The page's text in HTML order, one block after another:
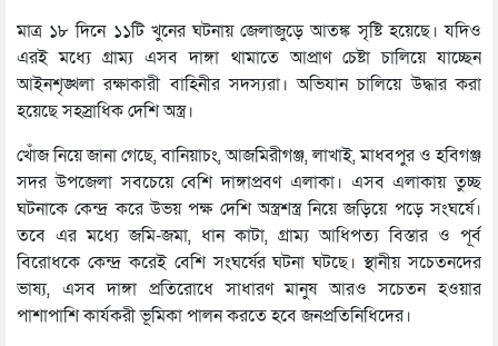
মাত্র ১৮ দিনে ১১টি খুনের ঘটনায় জেলাজুড়ে আতঙ্ক সৃষ্টি হয়েছে। যদিও
এরই মধ্যে গ্রাম্য এসব দাঙ্গা থামাতে আপ্রাণ চেষ্টা চালিয়ে যাচ্ছেন
আইনশৃঙ্খলা রক্ষাকারী বাহিনীর সদস্যরা। অভিযান চালিয়ে উদ্ধার করা
হয়েছে সহস্রাধিক দেশি অস্ত্র।
খোঁজ নিয়ে জানা গেছে, বানিয়াচং, আজমিরীগঞ্জ, লাখাই, মাধবপুর ও হবিগঞ্জ
সদর উপজেলা সবচেয়ে বেশি দাঙ্গাপ্রবণ এলাকা। এসব এলাকায় তুচ্ছ
ঘটনাকে কেন্দ্র করে উভয় পক্ষ দেশি অস্ত্রশস্ত্র নিয়ে জড়িয়ে পড়ে সংঘর্ষে।
তবে এর মধ্যে জমি-জমা, ধান কাটা, গ্রাম্য আধিপত্য বিস্তার ও পূর্ব
বিরোধকে কেন্দ্র করেই বেশি সংঘর্ষের ঘটনা ঘটছে। স্থানীয় সচেতনদের
ভাষ্য, এসব দাঙ্গা প্রতিরোধে সাধারণ মানুষ আরও সচেতন হওয়ার
পাশাপাশি কার্যকরী ভূমিকা পালন করতে হবে জনপ্রতিনিধিদের।